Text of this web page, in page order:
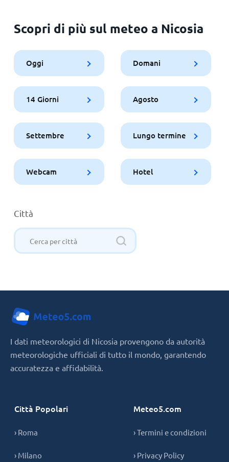
Scopri di più sul meteo a Nicosia
Oggi Domani
14 Giorni Agosto
Settembre Lungo termine
Webcam Hotel
Città
I dati meteorologici di Nicosia provengono da autorità
meteorologiche ufficiali di tutto il mondo, garantendo
accuratezza e affidabilità.
Città Popolari
› Roma
› Milano
Meteo5.com
› Termini e condizioni
› Privacy Policy